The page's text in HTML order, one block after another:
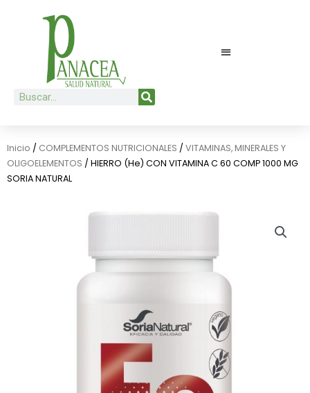
Buscar
Inicio / COMPLEMENTOS NUTRICIONALES / VITAMINAS, MINERALES Y
OLIGOELEMENTOS / HIERRO (He) CON VITAMINA C 60 COMP 1000 MG
SORIA NATURAL